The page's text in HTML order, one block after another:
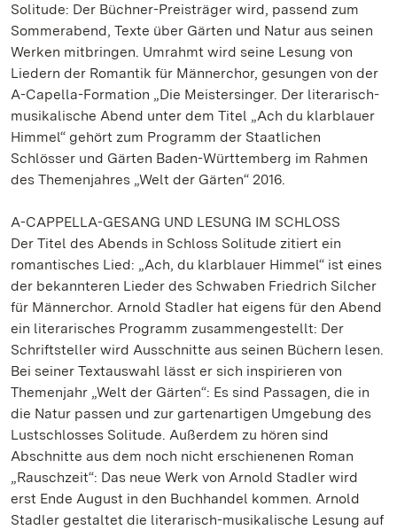
Solitude: Der Büchner-Preisträger wird, passend zum
Sommerabend, Texte über Gärten und Natur aus seinen
Werken mitbringen. Umrahmt wird seine Lesung von
Liedern der Romantik für Männerchor, gesungen von der
A-Capella-Formation „Die Meistersinger. Der literarisch-
musikalische Abend unter dem Titel „Ach du klarblauer
Himmel“ gehört zum Programm der Staatlichen
Schlösser und Gärten Baden-Württemberg im Rahmen
des Themenjahres „Welt der Gärten“ 2016.
A-CAPPELLA-GESANG UND LESUNG IM SCHLOSS
Der Titel des Abends in Schloss Solitude zitiert ein
romantisches Lied: „Ach, du klarblauer Himmel“ ist eines
der bekannteren Lieder des Schwaben Friedrich Silcher
für Männerchor. Arnold Stadler hat eigens für den Abend
ein literarisches Programm zusammengestellt: Der
Schriftsteller wird Ausschnitte aus seinen Büchern lesen.
Bei seiner Textauswahl lässt er sich inspirieren von
Themenjahr „Welt der Gärten“: Es sind Passagen, die in
die Natur passen und zur gartenartigen Umgebung des
Lustschlosses Solitude. Außerdem zu hören sind
Abschnitte aus dem noch nicht erschienenen Roman
„Rauschzeit“: Das neue Werk von Arnold Stadler wird
erst Ende August in den Buchhandel kommen. Arnold
Stadler gestaltet die literarisch-musikalische Lesung auf